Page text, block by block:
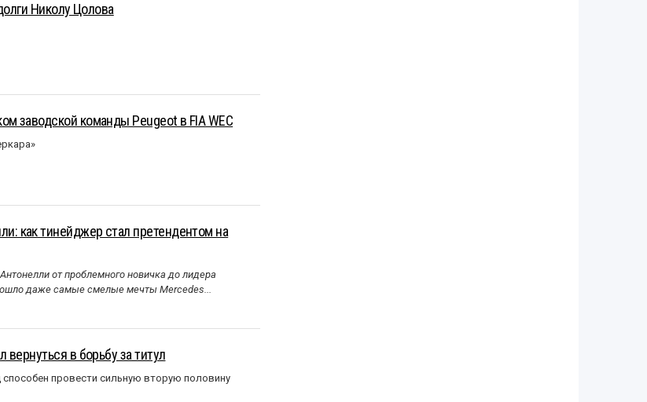
Николу Цолова
заводской команды Peugeot в FIA WEC
как тинейджер стал претендентом на
от проблемного новичка до лидера
даже самые смелые мечты Mercedes...
в борьбу за титул
провести сильную вторую половину